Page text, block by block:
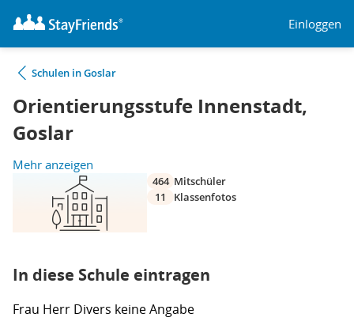
Einloggen
Schulen in Goslar
Orientierungsstufe Innenstadt,
Goslar
Mehr anzeigen
464 Mitschüler
11
Klassenfotos
In diese Schule eintragen
Frau Herr Divers keine Angabe